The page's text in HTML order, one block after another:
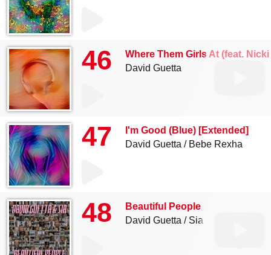
46
Where Them Girls At (feat.
David Guetta
47
I'm Good (Blue) [Extended]
David Guetta
Bebe Rexha
48
Beautiful People
David Guetta
Sia